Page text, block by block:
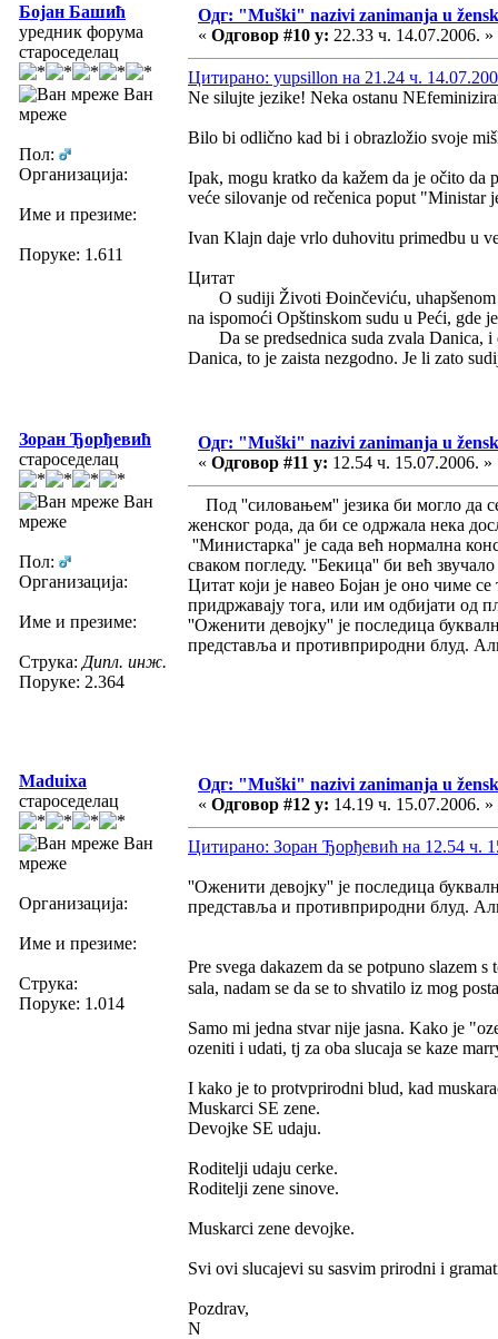
Бојан Башић
уредник форума
староседелац
Ван
мреже
Пол:
Организација:
Име и презиме:
Поруке: 1.611
Одг: "Muški" nazivi zanimanja u
« Одговор #10 у: 22.33 ч. 14.07.2006. »
Цитирано: yupsillon на 21.24 ч.
Ne silujte jezike! Neka ostanu
Bilo bi odlično kad bi i obrazložio svoje
Ipak, mogu kratko da kažem da je očito
veće silovanje od rečenica poput "Ministar
Ivan Klajn daje vrlo duhovitu primedbu u
Цитат
O sudiji Životi Đoinčeviću, uhapšenom
na ispomoći Opštinskom sudu u Peći, gde
Da se predsednica suda zvala Danica, i
Danica, to je zaista nezgodno. Je li zato
Зоран Ђорђевић
староседелац
Ван
мреже
Пол:
Организација:
Име и презиме:
Струка: Дипл. инж.
Поруке: 2.364
Одг: "Muški" nazivi zanimanja u
« Одговор #11 у: 12.54 ч. 15.07.2006. »
Под ''силовањем'' језика би могло да
женског рода, да би се одржала нека
''Министарка'' је сада већ нормална
сваком погледу. ''Бекица'' би већ
Цитат који је навео Бојан је оно чиме
придржавају тога, или им одбијати од
''Оженити девојку'' је последица
представља и противприродни блуд.
Maduixa
староседелац
Ван
мреже
Организација:
Име и презиме:
Струка:
Поруке: 1.014
Одг: "Muški" nazivi zanimanja u
« Одговор #12 у: 14.19 ч. 15.07.2006. »
Цитирано: Зоран Ђорђевић на 12.54 ч.
''Оженити девојку'' је последица
представља и противприродни блуд.
Pre svega dakazem da se potpuno slazem
sala, nadam se da se to shvatilo iz mog
Samo mi jedna stvar nije jasna. Kako je
ozeniti i udati, tj za oba slucaja se kaze
I kako je to protvprirodni blud, kad
Muskarci SE zene.
Devojke SE udaju.
Roditelji udaju cerke.
Roditelji zene sinove.
Muskarci zene devojke.
Svi ovi slucajevi su sasvim prirodni i
Pozdrav,
N